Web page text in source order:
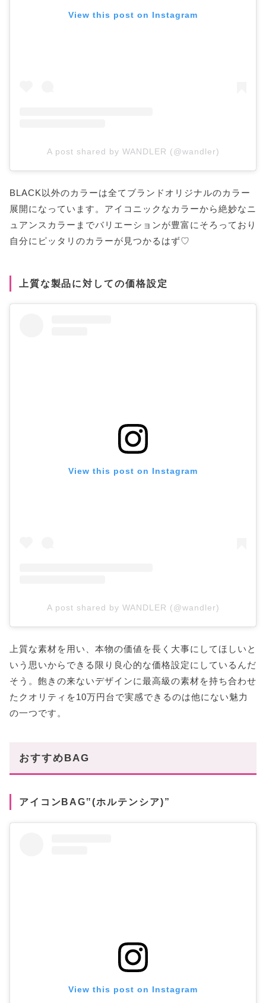
View this post on Instagram
A post shared by WANDLER (@wandler)
BLACK以外のカラーは全てブランドオリジナルのカラー
展開になっています。アイコニックなカラーから絶妙なニ
ュアンスカラーまでバリエーションが豊富にそろっており
自分にピッタリのカラーが見つかるはず♡
上質な製品に対しての価格設定
View this post on Instagram
A post shared by WANDLER (@wandler)
上質な素材を用い、本物の価値を長く大事にしてほしいと
いう思いからできる限り良心的な価格設定にしているんだ
そう。飽きの来ないデザインに最高級の素材を持ち合わせ
たクオリティを10万円台で実感できるのは他にない魅力
の一つです。
おすすめBAG
アイコンBAG‟(ホルテンシア)”
View this post on Instagram